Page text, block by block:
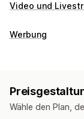
Video und
Videoverwaltung
Anpassung
Videobearbeitung
Werbung
Keyword
Wähle den Plan,